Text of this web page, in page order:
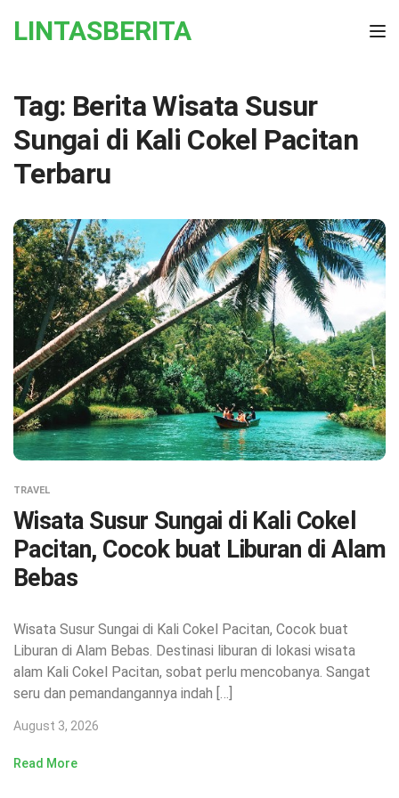
LINTASBERITA
Tag: Berita Wisata Susur
Sungai di Kali Cokel Pacitan
Terbaru
TRAVEL
Wisata Susur Sungai di Kali Cokel
Pacitan, Cocok buat Liburan di Alam
Bebas
Wisata Susur Sungai di Kali Cokel Pacitan, Cocok buat
Liburan di Alam Bebas. Destinasi liburan di lokasi wisata
alam Kali Cokel Pacitan, sobat perlu mencobanya. Sangat
seru dan pemandangannya indah […]
August 3, 2026
Read More